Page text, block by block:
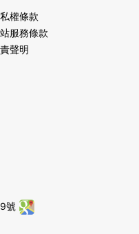
權條款
服務條款
聲明
號